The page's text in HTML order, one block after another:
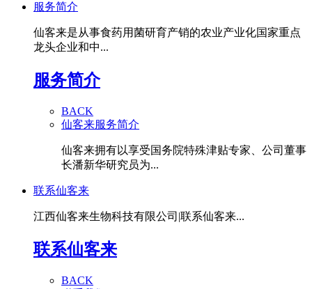
服务简介
仙客来是从事食药用菌研育产销的农业产业化国家重点
龙头企业和中...
服务简介
BACK
仙客来服务简介
仙客来拥有以享受国务院特殊津贴专家、公司董事
长潘新华研究员为...
联系仙客来
江西仙客来生物科技有限公司|联系仙客来...
联系仙客来
BACK